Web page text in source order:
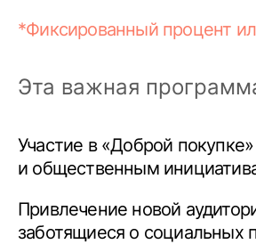
*Фиксированный процент
Эта важная
Участие в «Доброй
и общественным
Привлечение новой
заботящиеся о социальных